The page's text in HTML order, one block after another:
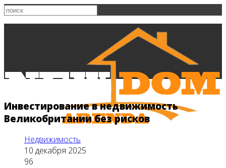
Инвестирование в недвижимость
Великобритании без рисков
Недвижимость
10 декабря 2025
96